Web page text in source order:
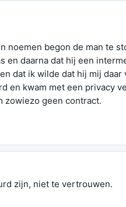
noemen begon de man te
en daarna dat hij een
dat ik wilde dat hij mij daar
en kwam met een privacy
zowiezo geen contract.
zijn, niet te vertrouwen.